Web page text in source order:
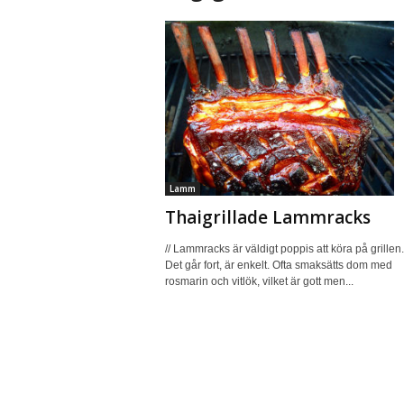
Lamm
Thaigrillade Lammracks
// Lammracks är väldigt poppis att köra på grillen.
Det går fort, är enkelt. Ofta smaksätts dom med
rosmarin och vitlök, vilket är gott men...